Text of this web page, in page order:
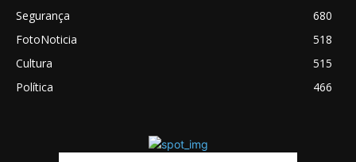
Segurança
680
FotoNoticia
518
Cultura
515
Política
466